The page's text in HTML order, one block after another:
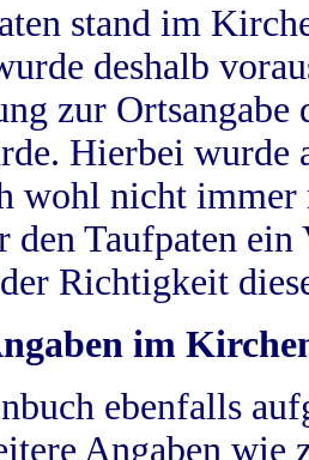
stand im
deshalb
zur
Hierbei wurde
wohl nicht
den Taufpaten
Richtigkeit
im
ebenfalls
Angaben wie